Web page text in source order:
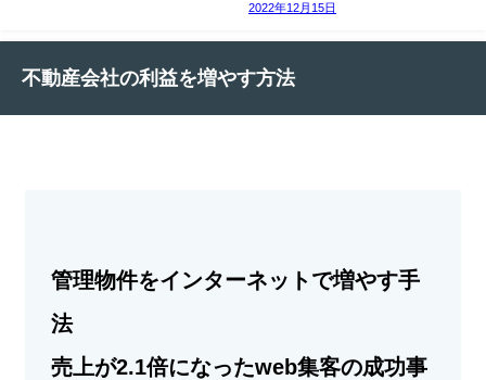
2022年12月15日
不動産会社の利益を増やす方法
管理物件をインターネットで増やす手
法
売上が2.1倍になったweb集客の成功事